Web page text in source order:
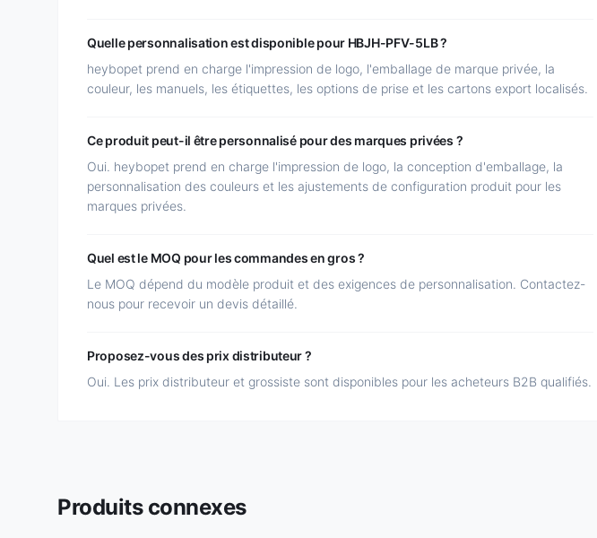
Quelle personnalisation est disponible pour HBJH-PFV-5LB ?
heybopet prend en charge l'impression de logo, l'emballage de marque privée, la
couleur, les manuels, les étiquettes, les options de prise et les cartons export localisés.
Ce produit peut-il être personnalisé pour des marques privées ?
Oui. heybopet prend en charge l'impression de logo, la conception d'emballage, la
personnalisation des couleurs et les ajustements de configuration produit pour les
marques privées.
Quel est le MOQ pour les commandes en gros ?
Le MOQ dépend du modèle produit et des exigences de personnalisation. Contactez-
nous pour recevoir un devis détaillé.
Proposez-vous des prix distributeur ?
Oui. Les prix distributeur et grossiste sont disponibles pour les acheteurs B2B qualifiés.
Produits connexes